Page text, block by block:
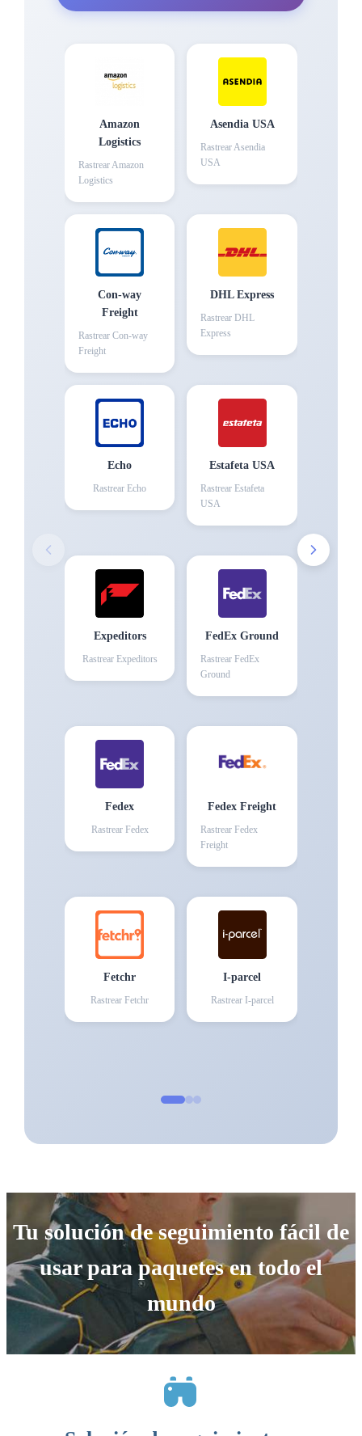
Amazon
Logistics
RastrearAmazon
Logistics
Asendia USA
RastrearAsendia
USA
Con-way
Freight
Rastrear Con-way
Freight
DHL Express
Rastrear DHL
Express
Echo
Rastrear Echo
Estafeta USA
Rastrear Estafeta
USA
Expeditors
Rastrear Expeditors
FedEx Ground
Rastrear FedEx
Ground
Fedex
Rastrear Fedex
Fedex Freight
Rastrear Fedex
Freight
Fetchr
Rastrear Fetchr
I-parcel
Rastrear I-parcel
Tu solución de seguimiento fácil de
usar para paquetes en todo el
mundo